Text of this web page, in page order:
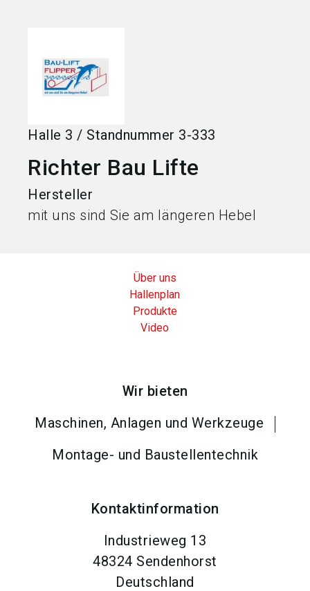
Halle 3 / Standnummer 3-333
Richter Bau Lifte
Hersteller
mit uns sind Sie am längeren Hebel
Über uns
Hallenplan
Produkte
Video
Wir bieten
Maschinen, Anlagen und Werkzeuge
Montage- und Baustellentechnik
Kontaktinformation
Industrieweg 13
48324 Sendenhorst
Deutschland